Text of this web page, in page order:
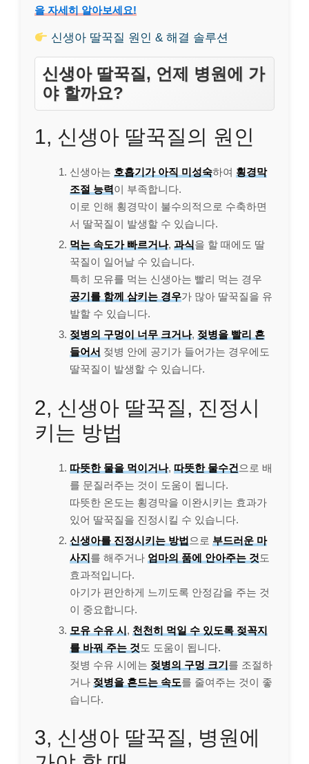
을 자세히 알아보세요!
신생아 딸꾹질 원인 & 해결 솔루션
신생아 딸꾹질, 언제 병원에 가
야 할까요?
1, 신생아 딸꾹질의 원인
신생아는 호흡기가 아직 미성숙하여 횡경막
조절 능력이 부족합니다.
이로 인해 횡경막이 불수의적으로 수축하면
서 딸꾹질이 발생할 수 있습니다.
먹는 속도가 빠르거나, 과식을 할 때에도 딸
꾹질이 일어날 수 있습니다.
특히 모유를 먹는 신생아는 빨리 먹는 경우
공기를 함께 삼키는 경우가 많아 딸꾹질을 유
발할 수 있습니다.
젖병의 구멍이 너무 크거나, 젖병을 빨리 흔
들어서 젖병 안에 공기가 들어가는 경우에도
딸꾹질이 발생할 수 있습니다.
2, 신생아 딸꾹질, 진정시
키는 방법
따뜻한 물을 먹이거나, 따뜻한 물수건 으로 배
를 문질러주는 것이 도움이 됩니다.
따뜻한 온도는 횡경막을 이완시키는 효과가
있어 딸꾹질을 진정시킬 수 있습니다.
신생아를 진정시키는 방법 으로 부드러운 마
사지를 해주거나 엄마의 품에 안아주는 것도
효과적입니다.
아기가 편안하게 느끼도록 안정감을 주는 것
이 중요합니다.
모유 수유 시, 천천히 먹일 수 있도록 젖꼭지
를 바꿔 주는 것도 도움이 됩니다.
젖병 수유 시에는 젖병의 구멍 크기를 조절하
거나 젖병을 흔드는 속도를 줄여주는 것이 좋
습니다.
3, 신생아 딸꾹질, 병원에